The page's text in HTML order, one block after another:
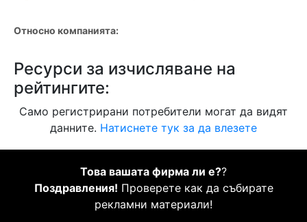
Относно компанията:
Ресурси за изчисляване на
рейтингите:
Само регистрирани потребители могат да видят
данните. Натиснете тук за да влезете
Това вашата фирма ли е??
Поздравления! Проверете как да събирате
рекламни материали!